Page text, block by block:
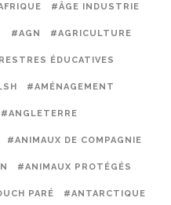
#ÂGE INDUSTRIE
#AGN #AGRICULTURE
ÉDUCATIVES
#AMÉNAGEMENT
#ANGLETERRE
#ANIMAUX DE COMPAGNIE
#ANIMAUX PROTÉGÉS
PARÉ #ANTARCTIQUE